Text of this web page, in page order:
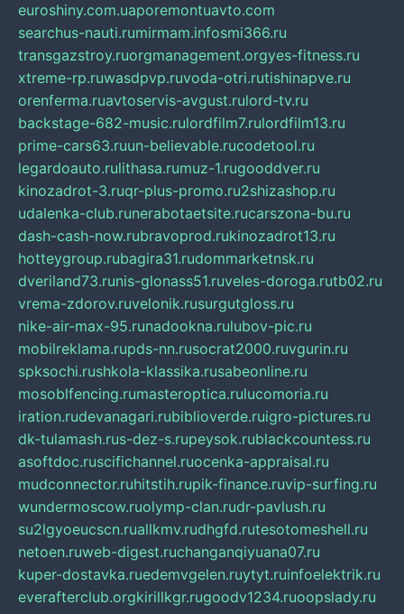
euroshiny.com.uaporemontuavto.com
searchus-nauti.rumirmam.infosmi366.ru
transgazstroy.ruorgmanagement.orgyes-fitness.ru
xtreme-rp.ruwasdpvp.ruvoda-otri.rutishinapve.ru
orenferma.ruavtoservis-avgust.rulord-tv.ru
backstage-682-music.rulordfilm7.rulordfilm13.ru
prime-cars63.ruun-believable.rucodetool.ru
legardoauto.rulithasa.rumuz-1.rugooddver.ru
kinozadrot-3.ruqr-plus-promo.ru2shizashop.ru
udalenka-club.runerabotaetsite.rucarszona-bu.ru
dash-cash-now.rubravoprod.rukinozadrot13.ru
hotteygroup.rubagira31.rudommarketnsk.ru
dveriland73.runis-glonass51.ruveles-doroga.rutb02.ru
vrema-zdorov.ruvelonik.rusurgutgloss.ru
nike-air-max-95.runadookna.rulubov-pic.ru
mobilreklama.rupds-nn.rusocrat2000.ruvgurin.ru
spksochi.rushkola-klassika.rusabeonline.ru
mosoblfencing.rumasteroptica.rulucomoria.ru
iration.rudevanagari.rubiblioverde.ruigro-pictures.ru
dk-tulamash.rus-dez-s.rupeysok.rublackcountess.ru
asoftdoc.ruscifichannel.ruocenka-appraisal.ru
mudconnector.ruhitstih.rupik-finance.ruvip-surfing.ru
wundermoscow.ruolymp-clan.rudr-pavlush.ru
su2lgyoeucscn.ruallkmv.rudhgfd.rutesotomeshell.ru
netoen.ruweb-digest.ruchanganqiyuana07.ru
kuper-dostavka.ruedemvgelen.ruytyt.ruinfoelektrik.ru
everafterclub.orgkirillkgr.rugoodv1234.ruoopslady.ru